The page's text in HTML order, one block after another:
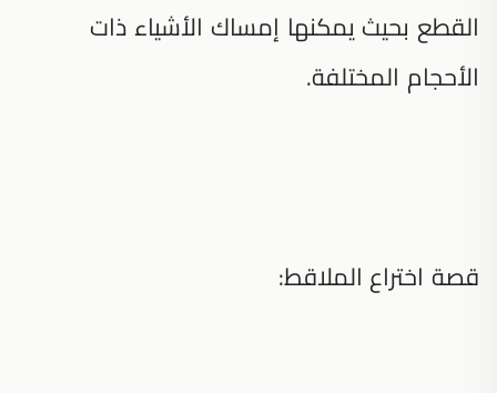
القطع بحيث يمكنها إمساك الأشياء ذات
الأحجام المختلفة.
قصة اختراع الملاقط: